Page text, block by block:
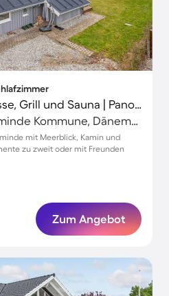
Ferienhaus mit Terrasse, Grill und Sauna | Panoramablick
Kerteminde, Kerteminde Kommune, Dänemark
mit Meerblick, Kamin und
zu zweit oder mit Freunden
Zum Angebot